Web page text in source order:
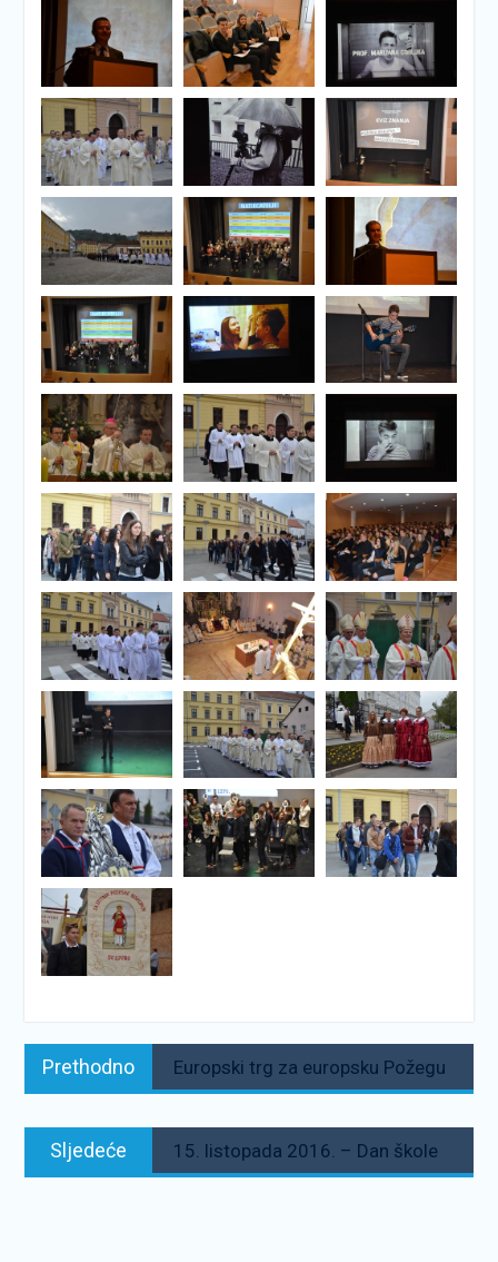
Navigacija
objava
Prethodno Europski trg za europsku Požegu
Sljedeće 15. listopada 2016. – Dan škole